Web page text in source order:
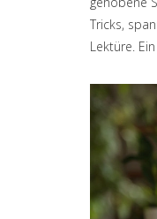
Tricks,
Lektüre.